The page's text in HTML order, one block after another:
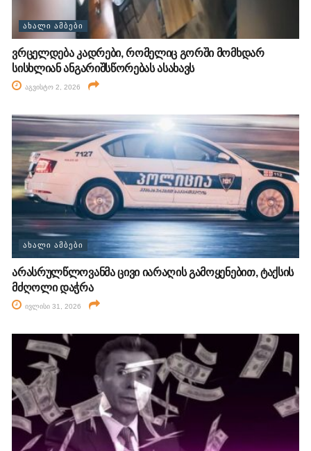
ᲐᲮᲐᲚᲘ ᲐᲛᲑᲔᲑᲘ
ვრცელდება კადრები, რომელიც გორში მომხდარ
სისხლიან ანგარიშსწორებას ასახავს
აგვისტო 2, 2026
ᲐᲮᲐᲚᲘ ᲐᲛᲑᲔᲑᲘ
არასრულწლოვანმა ცივი იარაღის გამოყენებით, ტაქსის
მძღოლი დაჭრა
ივლისი 31, 2026